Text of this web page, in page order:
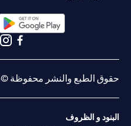
حقوق الطبع والنشر محفوظة ©2026 سيتي جروب انك.
البنود و الظروف